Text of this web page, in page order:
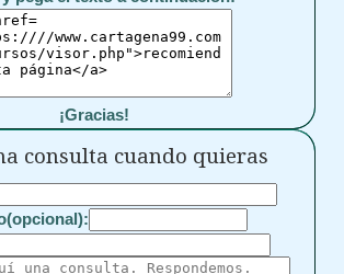
¡Gracias!
consulta cuando quieras